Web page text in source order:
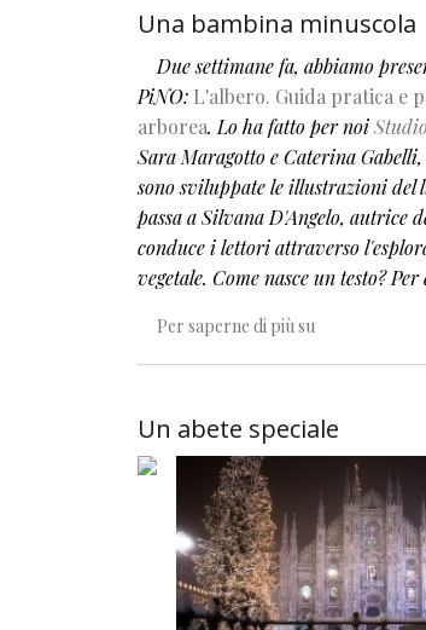
Una bambina minuscola
Due settimane fa, abbiamo
PiNO: L'albero. Guida pratica e
arborea. Lo ha fatto per noi
Sara Maragotto e Caterina
sono sviluppate le illustrazioni del
passa a Silvana D'Angelo, autrice
conduce i lettori attraverso
vegetale. Come nasce un testo? Per
Per saperne di più su
Un abete speciale